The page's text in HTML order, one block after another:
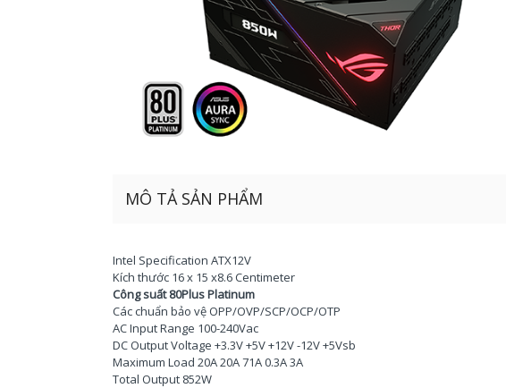
MÔ TẢ SẢN PHẨM
Intel Specification ATX12V
Kích thước 16 x 15 x8.6 Centimeter
Công suất 80Plus Platinum
Các chuẩn bảo vệ OPP/OVP/SCP/OCP/OTP
AC Input Range 100-240Vac
DC Output Voltage +3.3V +5V +12V -12V +5Vsb
Maximum Load 20A 20A 71A 0.3A 3A
Total Output 852W